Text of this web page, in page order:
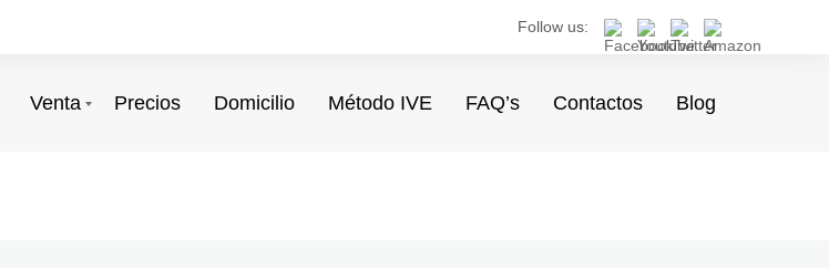
Follow us:
Venta Precios Domicilio Método IVE FAQ’s Contactos Blog